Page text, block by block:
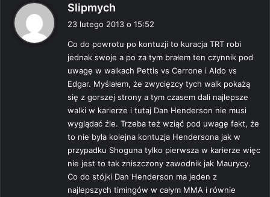
Slipmych
z
e
:
23 lutego 2013 o 15:52
Co do powrotu po kontuzji to kuracja TRT robi
jednak swoje a po za tym brałem ten czynnik pod
uwagę w walkach Pettis vs Cerrone i Aldo vs
Edgar. Myślałem, że zwycięzcy tych walk pokażą
się z gorszej strony a tym czasem dali najlepsze
walki w karierze i tutaj Dan Henderson nie musi
wyglądać źle. Trzeba też wziąć pod uwagę fakt, że
to nie była kolejna kontuzja Hendersona jak w
przypadku Shoguna tylko pierwsza w karierze więc
nie jest to tak zniszczony zawodnik jak Maurycy.
Co do stójki Dan Henderson ma jeden z
najlepszych timingów w całym MMA i równie